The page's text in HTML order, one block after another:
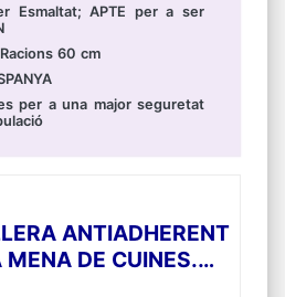
Esmaltat; APTE per a ser
60 cm
per a una major seguretat
ANTIADHERENT
MENA DE CUINES.